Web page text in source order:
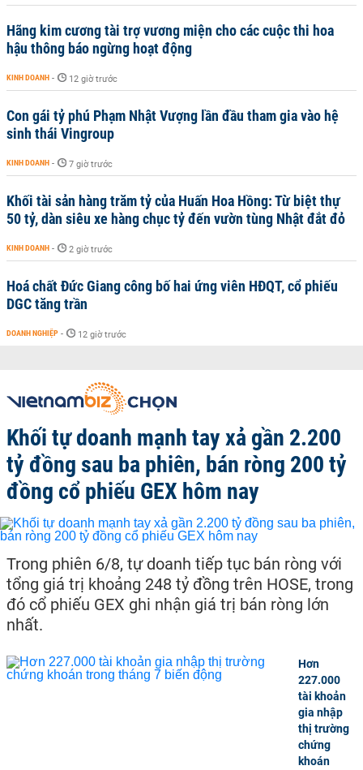
Hãng kim cương tài trợ vương miện cho các cuộc thi hoa
hậu thông báo ngừng hoạt động
KINH DOANH - 12 giờ trước
Con gái tỷ phú Phạm Nhật Vượng lần đầu tham gia vào hệ
sinh thái Vingroup
KINH DOANH - 7 giờ trước
Khối tài sản hàng trăm tỷ của Huấn Hoa Hồng: Từ biệt thự
50 tỷ, dàn siêu xe hàng chục tỷ đến vườn tùng Nhật đắt đỏ
KINH DOANH - 2 giờ trước
Hoá chất Đức Giang công bố hai ứng viên HĐQT, cổ phiếu
DGC tăng trần
DOANH NGHIỆP - 12 giờ trước
Khối tự doanh mạnh tay xả gần 2.200
tỷ đồng sau ba phiên, bán ròng 200 tỷ
đồng cổ phiếu GEX hôm nay
Trong phiên 6/8, tự doanh tiếp tục bán ròng với
tổng giá trị khoảng 248 tỷ đồng trên HOSE, trong
đó cổ phiếu GEX ghi nhận giá trị bán ròng lớn
nhất.
Hơn
227.000
tài khoản
gia nhập
thị trường
chứng
khoán